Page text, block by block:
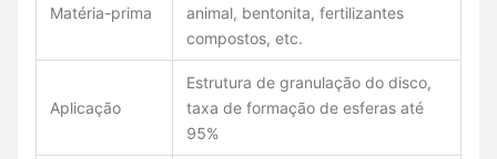
Matéria-prima
animal, bentonita, fertilizantes
compostos, etc.
Aplicação
Estrutura de granulação do disco,
taxa de formação de esferas até
95%